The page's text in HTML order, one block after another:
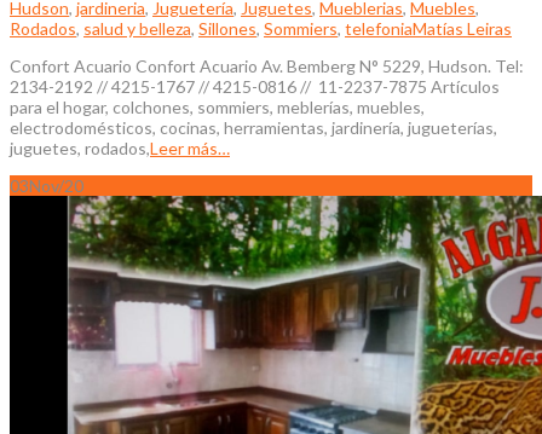
Hudson, jardineria, Juguetería, Juguetes, Mueblerias, Muebles,
Rodados, salud y belleza, Sillones, Sommiers, telefoniaMatías Leiras
Confort Acuario Confort Acuario Av. Bemberg N° 5229, Hudson. Tel:
2134-2192 // 4215-1767 // 4215-0816 // 11-2237-7875 Artículos
para el hogar, colchones, sommiers, meblerías, muebles,
electrodomésticos, cocinas, herramientas, jardinería, jugueterías,
juguetes, rodados,Leer más…
03Nov/20